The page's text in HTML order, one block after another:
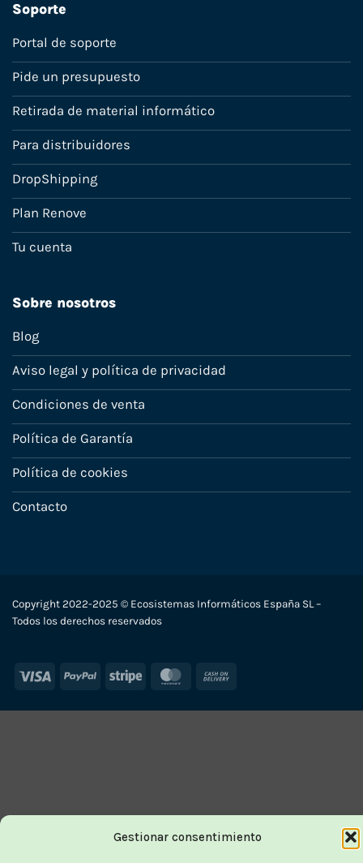
Gestionar consentimiento
Soporte
Portal de soporte
Pide un presupuesto
Retirada de material informático
Para distribuidores
DropShipping
Plan Renove
Tu cuenta
Sobre nosotros
Blog
Aviso legal y política de privacidad
Condiciones de venta
Política de Garantía
Política de cookies
Contacto
Copyright 2022-2025 © Ecosistemas Informáticos España SL –
Todos los derechos reservados
Visa PayPal Stripe MasterCard